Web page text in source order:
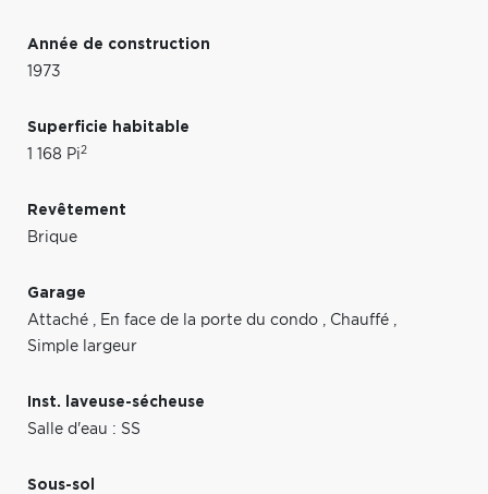
Année de construction
1973
Superficie habitable
1 168 Pi2
Revêtement
Brique
Garage
Attaché , En face de la porte du condo , Chauffé ,
Simple largeur
Inst. laveuse-sécheuse
Salle d'eau : SS
Sous-sol